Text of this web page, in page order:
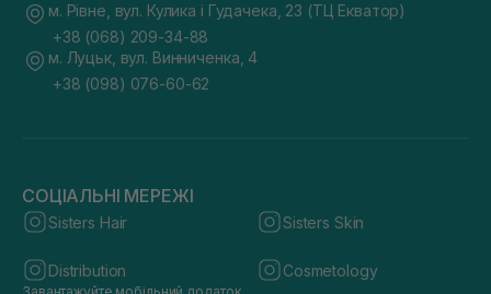
м. Рівне, вул. Кулика і Гудачека, 23 (ТЦ Екватор)
+38 (068) 209-34-88
м. Луцьк, вул. Винниченка, 4
+38 (098) 076-60-62
СОЦІАЛЬНІ МЕРЕЖІ
Sisters Hair Sisters Skin
Distribution Cosmetology